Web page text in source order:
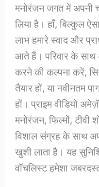
मनोरंजन जगत में अपनी
लिया है। हाँ, बिल्कुल
लाभ हमारे स्वाद और
आते हैं। परिवार के साथ
करने की कल्पना करें,
तैयार हों, या नवीनतम
हों। प्राइम वीडियो
मनोरंजन, फिल्मों,
विशाल संग्रह के साथ
खुशी लाता है। यह
वॉचलिस्ट हमेशा